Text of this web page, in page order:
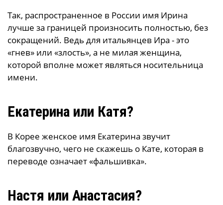
Так, распространенное в России имя Ирина
лучше за границей произносить полностью, без
сокращений. Ведь для итальянцев Ира - это
«гнев» или «злость», а не милая женщина,
которой вполне может являться носительница
имени.
Екатерина или Катя?
В Корее женское имя Екатерина звучит
благозвучно, чего не скажешь о Кате, которая в
переводе означает «фальшивка».
Настя или Анастасия?